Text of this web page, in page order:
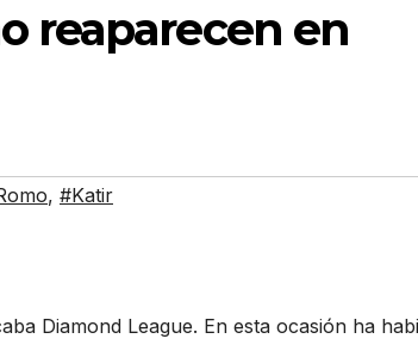
reaparecen en
, #Katir
Diamond League. En esta ocasión ha